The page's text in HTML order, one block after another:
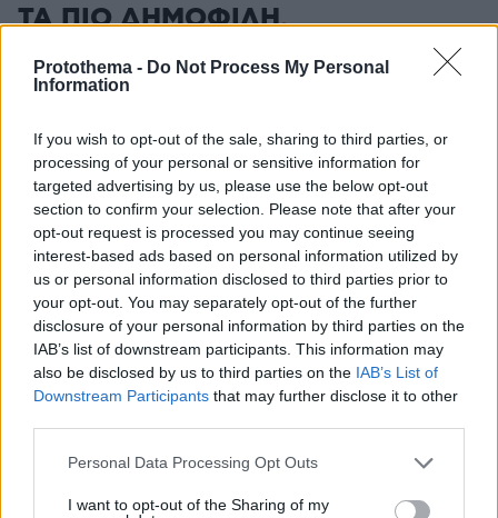
Protothema - Do Not Process My Personal
Information
If you wish to opt-out of the sale, sharing to third parties, or
processing of your personal or sensitive information for
targeted advertising by us, please use the below opt-out
section to confirm your selection. Please note that after your
opt-out request is processed you may continue seeing
interest-based ads based on personal information utilized by
us or personal information disclosed to third parties prior to
your opt-out. You may separately opt-out of the further
disclosure of your personal information by third parties on the
IAB’s list of downstream participants. This information may
also be disclosed by us to third parties on the IAB’s List of
Downstream Participants that may further disclose it to other
Please note that this website/app uses one or more Google
not limited to your visit or usage behaviour. You may click to
Personal Data Processing Opt Outs
I want to opt-out of the Sharing of my
ΤΑ ΠΙΟ ΔΗΜΟΦΙΛΗ